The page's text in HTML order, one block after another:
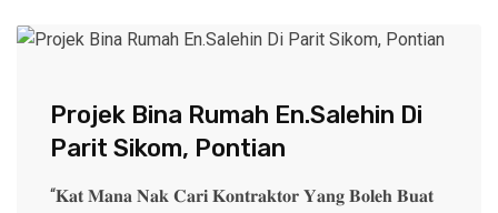
Projek Bina Rumah En.Salehin Di
Parit Sikom, Pontian
“𝐊𝐚𝐭 𝐌𝐚𝐧𝐚 𝐍𝐚𝐤 𝐂𝐚𝐫𝐢 𝐊𝐨𝐧𝐭𝐫𝐚𝐤𝐭𝐨𝐫 𝐘𝐚𝐧𝐠 𝐁𝐨𝐥𝐞𝐡 𝐁𝐮𝐚𝐭